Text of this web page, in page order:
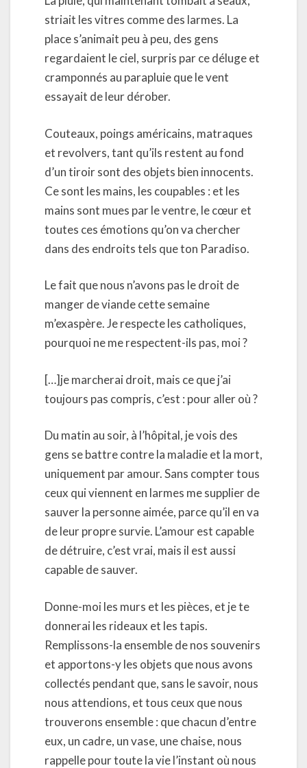
striait les vitres comme des larmes. La
place s’animait peu à peu, des gens
regardaient le ciel, surpris par ce déluge et
cramponnés au parapluie que le vent
essayait de leur dérober.
Couteaux, poings américains, matraques
et revolvers, tant qu’ils restent au fond
d’un tiroir sont des objets bien innocents.
Ce sont les mains, les coupables : et les
mains sont mues par le ventre, le cœur et
toutes ces émotions qu’on va chercher
dans des endroits tels que ton Paradiso.
Le fait que nous n’avons pas le droit de
manger de viande cette semaine
m’exaspère. Je respecte les catholiques,
pourquoi ne me respectent-ils pas, moi ?
[…]je marcherai droit, mais ce que j’ai
toujours pas compris, c’est : pour aller où ?
Du matin au soir, à l’hôpital, je vois des
gens se battre contre la maladie et la mort,
uniquement par amour. Sans compter tous
ceux qui viennent en larmes me supplier de
sauver la personne aimée, parce qu’il en va
de leur propre survie. L’amour est capable
de détruire, c’est vrai, mais il est aussi
capable de sauver.
Donne-moi les murs et les pièces, et je te
donnerai les rideaux et les tapis.
Remplissons-la ensemble de nos souvenirs
et apportons-y les objets que nous avons
collectés pendant que, sans le savoir, nous
nous attendions, et tous ceux que nous
trouverons ensemble : que chacun d’entre
eux, un cadre, un vase, une chaise, nous
rappelle pour toute la vie l’instant où nous